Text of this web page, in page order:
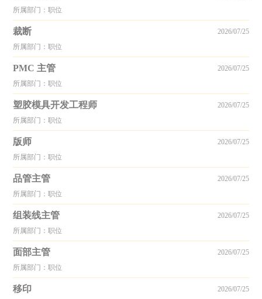
所属部门：职位
裁断
所属部门：职位
2026/07/25
PMC 主管
所属部门：职位
2026/07/25
塑胶模具开发工程师
所属部门：职位
2026/07/25
版师
所属部门：职位
2026/07/25
品管主管
所属部门：职位
2026/07/25
组装线主管
所属部门：职位
2026/07/25
面部主管
所属部门：职位
2026/07/25
移印 2026/07/25